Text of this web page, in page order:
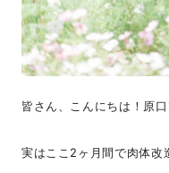
皆さん、こんにちは！原口
実はここ2ヶ月間で肉体改